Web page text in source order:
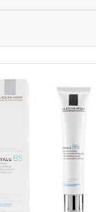
asiatica Pomáhá